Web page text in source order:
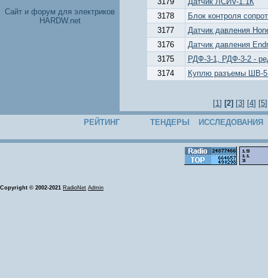
Cайт и форум для электриков
HARDW.net
3178
Блок контроля
3177
Датчик давления
3176
Датчик давления
3175
РДФ-3-1, РДФ-3-2 -
3174
Куплю разъемы ШВ-
[1] [2] [3] [4] [5
РЕЙТИНГ ТЕНДЕРЫ ИССЛЕДОВАНИЯ
Copyright © 2002-2021 RadioNet Admin